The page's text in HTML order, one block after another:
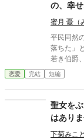
の、幸
出』だ
蜜月 憂（
平民同然
落ちた」
若き伯爵
も、笑い
る。夏の離
こえてく
しの声"が。
リアン様。
とっては
恋愛 完結 短編
聖女を
はあり
われた。
下菊みこと